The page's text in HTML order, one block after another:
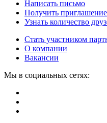
Написать письмо
Получить
Узнать количество
Стать участником
О компании
Вакансии
Мы в социальных сетях: